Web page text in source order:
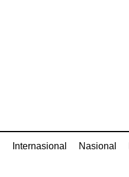
Internasional Nasional